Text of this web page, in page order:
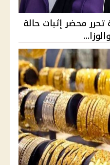
تحرر محضر إثبات حالة